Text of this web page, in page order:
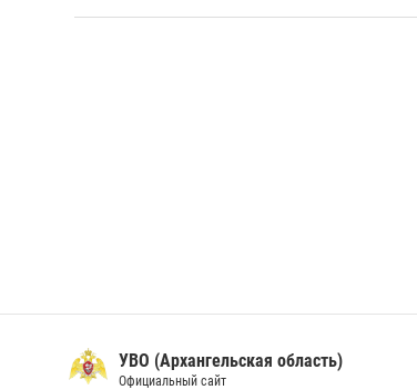
УВО (Архангельская область)
Официальный сайт